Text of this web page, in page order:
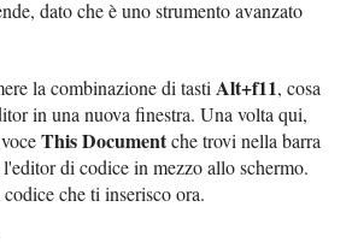
dato che è uno strumento avanzato
la combinazione di tasti Alt+f11, cosa
in una nuova finestra. Una volta qui,
This Documentche trovi nella barra
di codice in mezzo allo schermo.
che ti inserisco ora.